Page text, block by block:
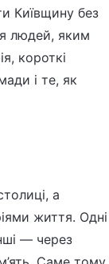
Київщину без
людей, яким
короткі
і те, як
а
життя. Одні
— через